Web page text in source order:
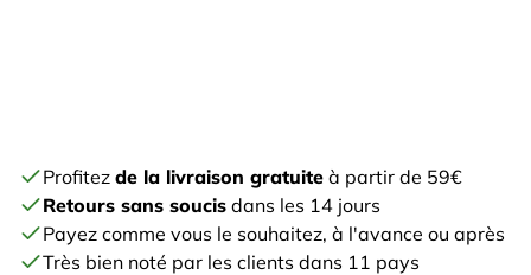
Profitez de la livraison gratuite à partir de 59€
Retours sans soucis dans les 14 jours
Payez comme vous le souhaitez, à l'avance ou après
Très bien noté par les clients dans 11 pays